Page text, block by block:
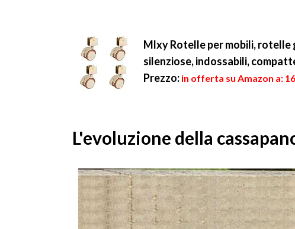
Mlxy Rotelle per mobili, rotelle
silenziose, indossabili,
Prezzo: in offerta su Amazon a:
L'evoluzione della